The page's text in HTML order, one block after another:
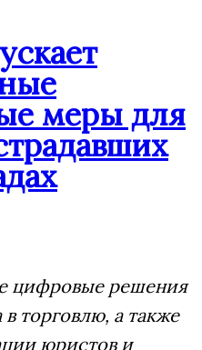
меры для
цифровые решения
в торговлю, а также
юристов и